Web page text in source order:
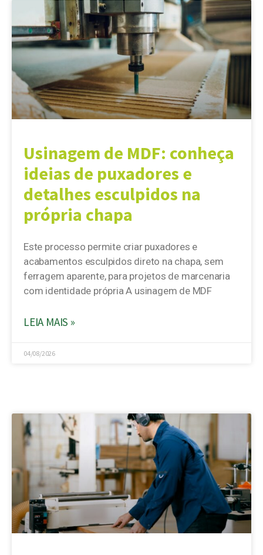
Usinagem de MDF: conheça
ideias de puxadores e
detalhes esculpidos na
própria chapa
Este processo permite criar puxadores e
acabamentos esculpidos direto na chapa, sem
ferragem aparente, para projetos de marcenaria
com identidade própria A usinagem de MDF
LEIA MAIS »
04/08/2026